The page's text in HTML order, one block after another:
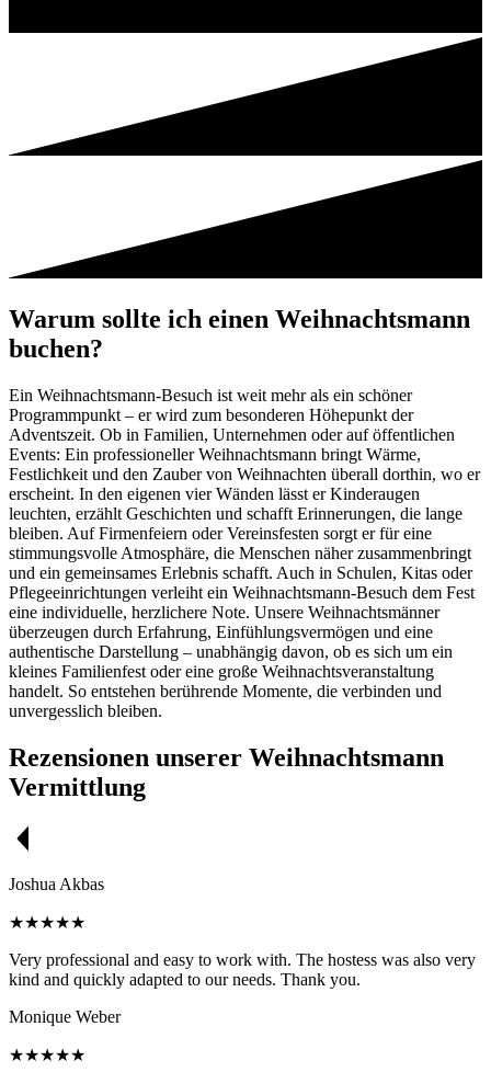
Warum sollte ich einen Weihnachtsmann
buchen?
Ein Weihnachtsmann-Besuch ist weit mehr als ein schöner
Programmpunkt – er wird zum besonderen Höhepunkt der
Adventszeit. Ob in Familien, Unternehmen oder auf öffentlichen
Events: Ein professioneller Weihnachtsmann bringt Wärme,
Festlichkeit und den Zauber von Weihnachten überall dorthin, wo er
erscheint. In den eigenen vier Wänden lässt er Kinderaugen
leuchten, erzählt Geschichten und schafft Erinnerungen, die lange
bleiben. Auf Firmenfeiern oder Vereinsfesten sorgt er für eine
stimmungsvolle Atmosphäre, die Menschen näher zusammenbringt
und ein gemeinsames Erlebnis schafft. Auch in Schulen, Kitas oder
Pflegeeinrichtungen verleiht ein Weihnachtsmann-Besuch dem Fest
eine individuelle, herzlichere Note. Unsere Weihnachtsmänner
überzeugen durch Erfahrung, Einfühlungsvermögen und eine
authentische Darstellung – unabhängig davon, ob es sich um ein
kleines Familienfest oder eine große Weihnachtsveranstaltung
handelt. So entstehen berührende Momente, die verbinden und
unvergesslich bleiben.
Rezensionen unserer Weihnachtsmann
Vermittlung
Joshua Akbas
★★★★★
Very professional and easy to work with. The hostess was also very
kind and quickly adapted to our needs. Thank you.
Monique Weber
★★★★★